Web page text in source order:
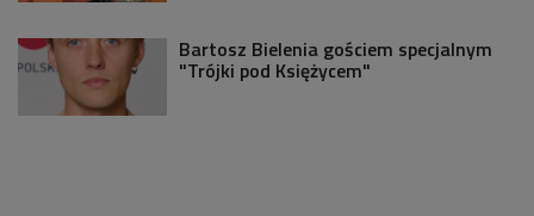
Bartosz Bielenia gościem specjalnym
"Trójki pod Księżycem"